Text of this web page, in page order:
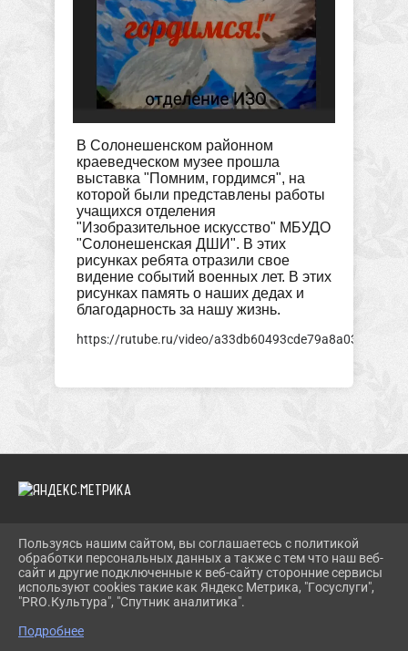
В Солонешенском районном
краеведческом музее прошла
выставка "Помним, гордимся", на
которой были представлены работы
учащихся отделения
"Изобразительное искусство" МБУДО
"Солонешенская ДШИ". В этих
рисунках ребята отразили свое
видение событий военных лет. В этих
рисунках память о наших дедах и
благодарность за нашу жизнь.
https://rutube.ru/video/
2026 Г. SOLONESHMUZEY.RU
ВХОД
КАРТА САЙТА
ПОЛИТИКА ОБРАБОТКИ ПЕРСОНАЛЬНЫХ ДАННЫХ
СДЕЛАНО НА KUBCMS
Пользуясь нашим сайтом, вы соглашаетесь с политикой
обработки персональных данных а также с тем что наш веб-
сайт и другие подключенные к веб-сайту сторонние сервисы
используют cookies такие как Яндекс Метрика, "Госуслуги",
"PRO.Культура", "Спутник аналитика".
Подробнее